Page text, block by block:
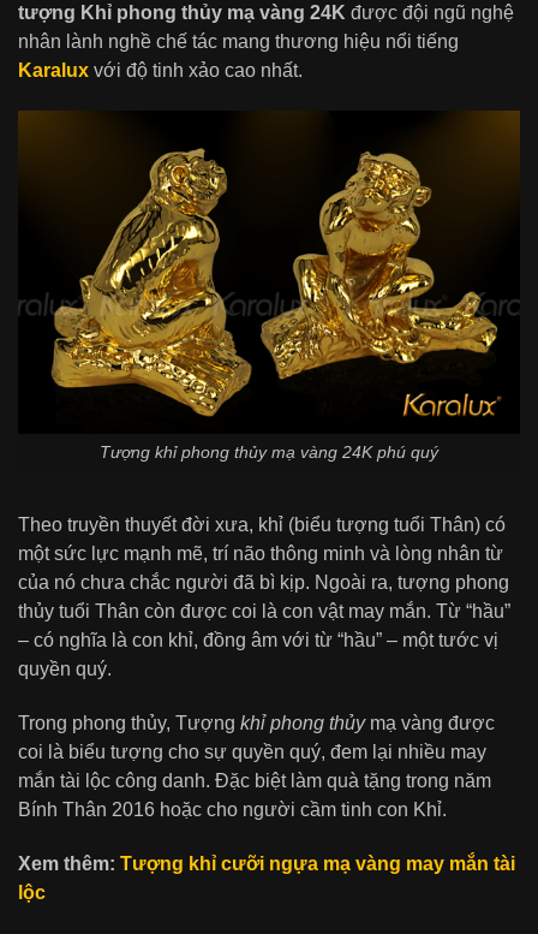
tượng Khỉ phong thủy mạ vàng 24K được đội ngũ nghệ
nhân lành nghề chế tác mang thương hiệu nổi tiếng
Karalux với độ tinh xảo cao nhất.
Tượng khỉ phong thủy mạ vàng 24K phú quý
Theo truyền thuyết đời xưa, khỉ (biểu tượng tuổi Thân) có
một sức lực mạnh mẽ, trí não thông minh và lòng nhân từ
của nó chưa chắc người đã bì kịp. Ngoài ra, tượng phong
thủy tuổi Thân còn được coi là con vật may mắn. Từ “hầu”
– có nghĩa là con khỉ, đồng âm với từ “hầu” – một tước vị
quyền quý.
Trong phong thủy, Tượng khỉ phong thủymạ vàng được
coi là biểu tượng cho sự quyền quý, đem lại nhiều may
mắn tài lộc công danh. Đặc biệt làm quà tặng trong năm
Bính Thân 2016 hoặc cho người cầm tinh con Khỉ.
Xem thêm: Tượng khỉ cưỡi ngựa mạ vàng may mắn tài
lộc